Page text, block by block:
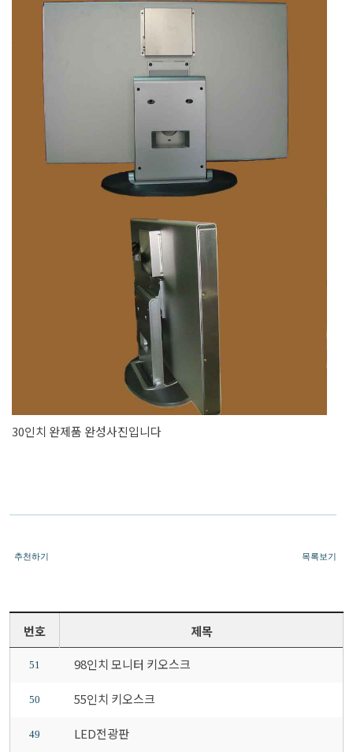
30인치 완제품 완성사진입니다
추천하기 목록보기
번호 제목
51 98인치 모니터 키오스크
50 55인치 키오스크
49 LED전광판